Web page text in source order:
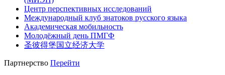
Центр перспективных исследований
Международный клуб знатоков русского языка
Академическая мобильность
Молодёжный день ПМГФ
圣彼得堡国立经济大学
Партнерство Перейти